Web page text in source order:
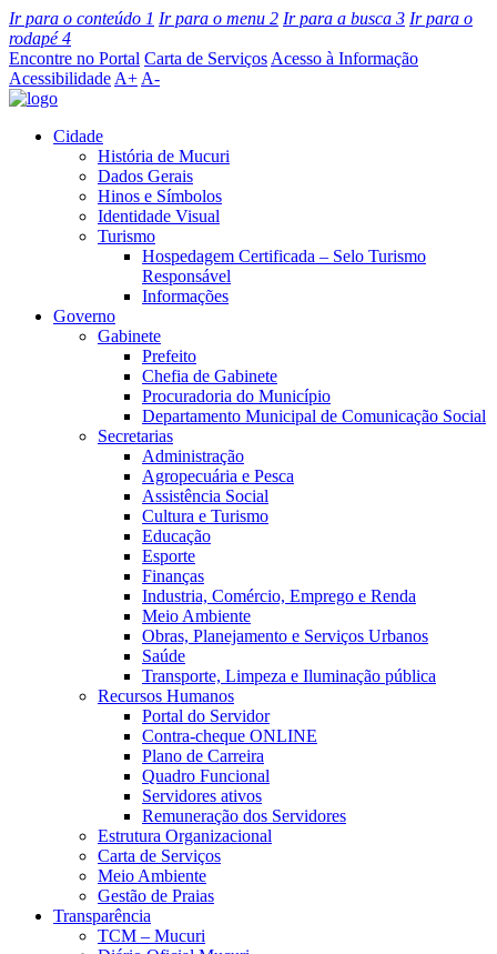
Ir para o conteúdo 1 Ir para o menu 2 Ir para a busca 3 Ir para o
rodapé4
Encontre no Portal Carta de Serviços Acesso à Informação
Acessibilidade A+ A-
Cidade
História de Mucuri
Dados Gerais
Hinos e Símbolos
Identidade Visual
Turismo
Hospedagem Certificada – Selo Turismo
Responsável
Informações
Governo
Gabinete
Prefeito
Chefia de Gabinete
Procuradoria do Município
Departamento Municipal de Comunicação Social
Secretarias
Administração
Agropecuária e Pesca
Assistência Social
Cultura e Turismo
Educação
Esporte
Finanças
Industria, Comércio, Emprego e Renda
Meio Ambiente
Obras, Planejamento e Serviços Urbanos
Saúde
Transporte, Limpeza e Iluminação pública
Recursos Humanos
Portal do Servidor
Contra-cheque ONLINE
Plano de Carreira
Quadro Funcional
Servidores ativos
Remuneração dos Servidores
Estrutura Organizacional
Carta de Serviços
Meio Ambiente
Gestão de Praias
Transparência
TCM – Mucuri